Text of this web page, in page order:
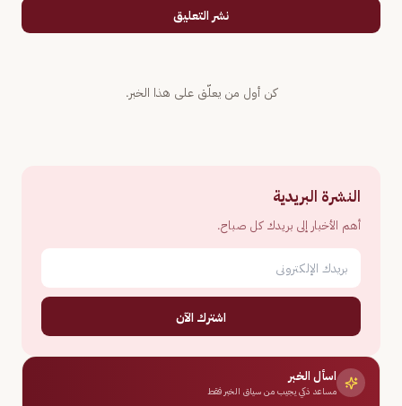
نشر التعليق
كن أول من يعلّق على هذا الخبر.
النشرة البريدية
أهم الأخبار إلى بريدك كل صباح.
اشترك الآن
اسأل الخبر
مساعد ذكي يجيب من سياق الخبر فقط